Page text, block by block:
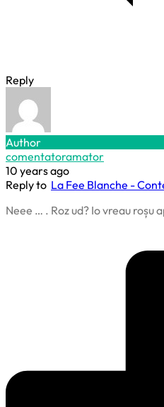
Reply
Author
comentatoramator
10 years ago
Reply to La Fee Blanche -
Neee … . Roz ud? Io vreau roșu